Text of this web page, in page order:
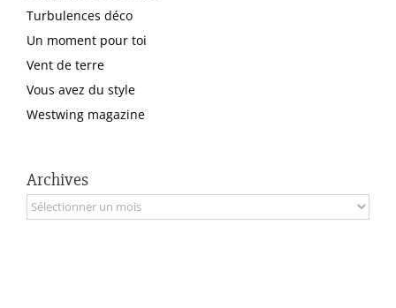
Turbulences déco
Un moment pour toi
Vent de terre
Vous avez du style
Westwing magazine
Archives
Archives